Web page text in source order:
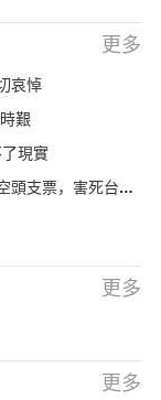
更多
哀悼
艱
現實
票，害死台灣！
更多
更多